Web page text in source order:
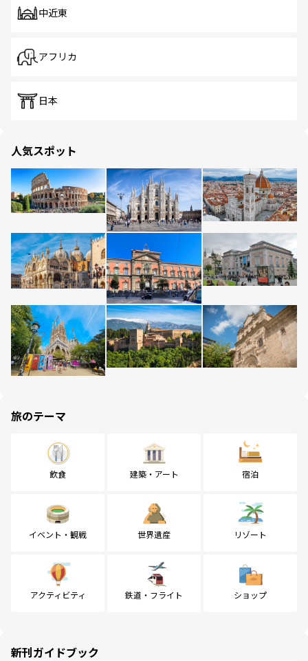
中近東
アフリカ
日本
人気スポット
旅のテーマ
飲食 建築・アート 宿泊
イベント・観戦 世界遺産 リゾート
アクティビティ 鉄道・フライト ショップ
新刊ガイドブック